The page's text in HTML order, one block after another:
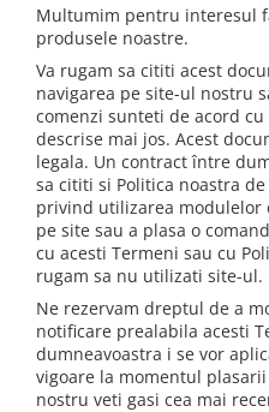
Lenjerii hoteliere
Lenjerii pat copii
Lenjerii pat dublu 6 piese
Ranforce
Cuverturi si paturi
Bumbac
Policotton
Tesatura Jacquard
Accesorii
Covorase si seturi de covoare
pentru baie
Multumim pentru interesul
produsele noastre.
Va rugam sa cititi acest
navigarea pe site-ul nostru
comenzi sunteti de acord
descrise mai jos. Acest
legala. Un contract între
sa cititi si Politica noastra
privind utilizarea modulelor
pe site sau a plasa o
cu acesti Termeni sau cu
rugam sa nu utilizati site-ul.
Ne rezervam dreptul de a
notificare prealabila acesti
dumneavoastra i se vor
vigoare la momentul
nostru veti gasi cea mai